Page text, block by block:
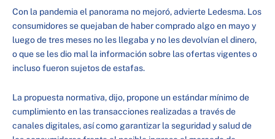
Con la pandemia el panorama no mejoró, advierte Ledesma. Los
consumidores se quejaban de haber comprado algo en mayo y
luego de tres meses no les llegaba y no les devolvían el dinero,
o que se les dio mal la información sobre las ofertas vigentes o
incluso fueron sujetos de estafas.
La propuesta normativa, dijo, propone un estándar mínimo de
cumplimiento en las transacciones realizadas a través de
canales digitales, así como garantizar la seguridad y salud de